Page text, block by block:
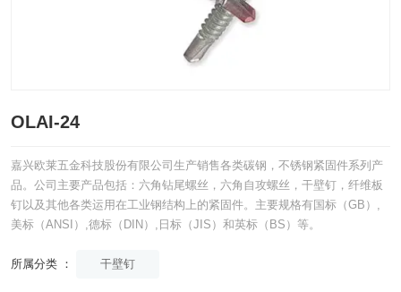
OLAI-24
嘉兴欧莱五金科技股份有限公司生产销售各类碳钢，不锈钢紧固件系列产
品。公司主要产品包括：六角钻尾螺丝，六角自攻螺丝，干壁钉，纤维板
钉以及其他各类运用在工业钢结构上的紧固件。主要规格有国标（GB）,
美标（ANSI）,德标（DIN）,日标（JIS）和英标（BS）等。
所属分类 ： 干壁钉